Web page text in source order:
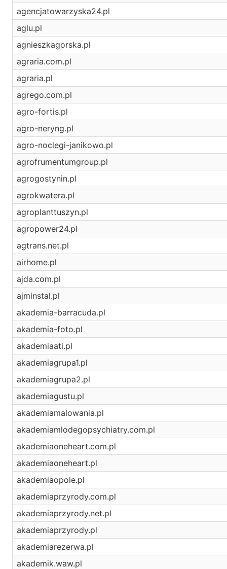
agencjatowarzyska24.pl
aglu.pl
agnieszkagorska.pl
agraria.com.pl
agraria.pl
agrego.com.pl
agro-fortis.pl
agro-neryng.pl
agro-noclegi-janikowo.pl
agrofrumentumgroup.pl
agrogostynin.pl
agrokwatera.pl
agroplanttuszyn.pl
agropower24.pl
agtrans.net.pl
airhome.pl
ajda.com.pl
ajminstal.pl
akademia-barracuda.pl
akademia-foto.pl
akademiaati.pl
akademiagrupa1.pl
akademiagrupa2.pl
akademiagustu.pl
akademiamalowania.pl
akademiamlodegopsychiatry.com.pl
akademiaoneheart.com.pl
akademiaoneheart.pl
akademiaopole.pl
akademiaprzyrody.com.pl
akademiaprzyrody.net.pl
akademiaprzyrody.pl
akademiarezerwa.pl
akademik.waw.pl